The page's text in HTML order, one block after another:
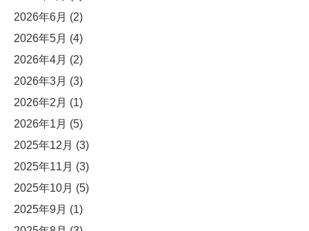
2026年6月 (2)
2026年5月 (4)
2026年4月 (2)
2026年3月 (3)
2026年2月 (1)
2026年1月 (5)
2025年12月 (3)
2025年11月 (3)
2025年10月 (5)
2025年9月 (1)